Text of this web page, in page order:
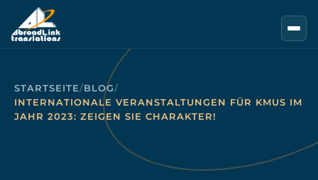
Zum Hauptinhalt springen
STARTSEITE/BLOG/
INTERNATIONALE VERANSTALTUNGEN FÜR KMUS IM
JAHR 2023: ZEIGEN SIE CHARAKTER!